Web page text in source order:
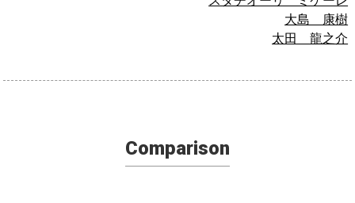
大島 康樹
太田 龍之介
Comparison